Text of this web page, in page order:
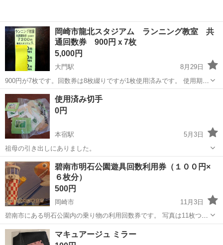
岡崎市龍北スタジアム ランニング教室 共
通回数券 900円ｘ7枚
5,000円
大門駅
8月29日
900円が7枚です。回数券は8枚綴りですが1枚使用済みです。 使用期限
はありません。 龍北総合運動場での以下の定期教室に使用可能です。
・ランニングフォーム改善教室 ・ランニング教室 ・マラソン教
室
愛知 岡崎市 大門駅 その他
使用済み切手
0円
本宿駅
5月3日
祖母の引き出しにありました。
愛知 岡崎市 本宿駅 その他 使用済み
碧南市明石公園遊具回数利用券（１００円×
６枚分）
500円
岡崎市
11月3日
碧南市にある明石公園内の乗り物の利用回数券です。 写真は11枚つづ
りですが、中身は６枚（６００円）分です。 小さなお子さんでも楽し
む事ができる遊具があります。 利用期限はありません。 ＨＰには明石
愛知 岡崎市 テーマパーク/遊園地
マキュアージュ ミラー